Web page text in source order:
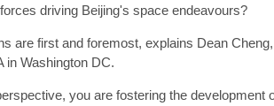
driving Beijing's space endeavours?
are first and foremost, explains Dean
in Washington DC.
you are fostering the development